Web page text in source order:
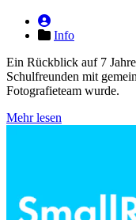
Info
Ein Rückblick auf 7
Schulfreunden mit
Fotografieteam wurde.
Mehr lesen